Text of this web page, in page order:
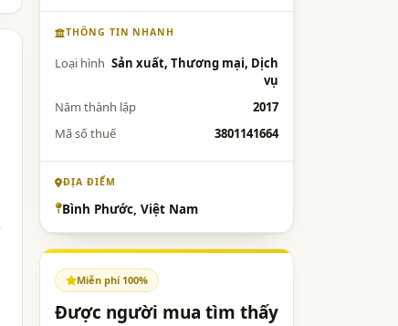
THÔNG TIN NHANH
Loại hình Sản xuất, Thương mại, Dịch
vụ
Năm thành lập
2017
Mã số thuế
3801141664
ĐỊA ĐIỂM
Bình Phước, Việt Nam
Miễn phí 100%
Được người mua tìm thấy